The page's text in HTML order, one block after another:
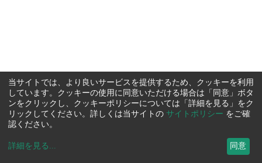
当サイトでは、より良いサービスを提供するため、クッキーを利用
しています。クッキーの使用に同意いただける場合は「同意」ボタ
ンをクリックし、クッキーポリシーについては「詳細を見る」をク
リックしてください。詳しくは当サイトの サイトポリシー をご確
認ください。
詳細を見る ... 同意